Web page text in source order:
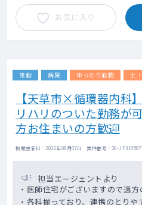
お気に入り
常勤 病院 ゆったり勤務 土
【天草市×循環器内科
リハリのついた勤務が
方お住まいの方歓迎
掲載更新日 : 2026年08月07日 案件番号 : 26-JF310587
担当エージェントより
・医師住宅がございますので遠方
・各科揃っており、連携のとりや